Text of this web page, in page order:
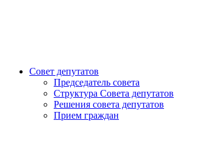
Совет депутатов
Председатель совета
Структура Совета депутатов
Решения совета депутатов
Прием граждан